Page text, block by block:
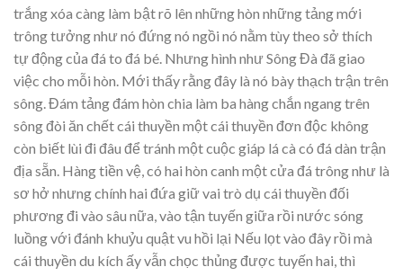
trắng xóa càng làm bật rõ lên những hòn những tảng mới
trông tưởng như nó đứng nó ngồi nó nằm tùy theo sở thích
tự động của đá to đá bé. Nhưng hình như Sông Đà đã giao
việc cho mỗi hòn. Mới thấy rằng đây là nó bày thạch trận trên
sông. Đám tảng đám hòn chia làm ba hàng chắn ngang trên
sông đòi ăn chết cái thuyền một cái thuyền đơn độc không
còn biết lùi đi đâu để tránh một cuộc giáp lá cà có đá dàn trận
địa sẵn. Hàng tiền vệ, có hai hòn canh một cửa đá trông như là
sơ hở nhưng chính hai đứa giữ vai trò dụ cái thuyền đối
phương đi vào sâu nữa, vào tận tuyến giữa rồi nước sóng
luồng với đánh khuỷu quật vu hồi lại Nếu lọt vào đây rồi mà
cái thuyền du kích ấy vẫn chọc thủng được tuyến hai, thì